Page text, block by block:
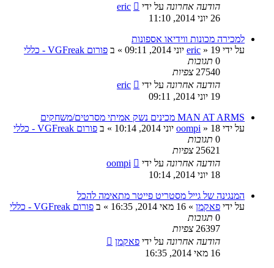
הודעה אחרונה על ידי
eric
26 יוני 2014, 11:10
למכירה מכונות ווידיאו אספונות
על ידי
eric » 19 יוני 2014, 09:11 » ב פורום VGFreak - כללי
0 תגובות
27540 צפיות
הודעה אחרונה על ידי
eric
19 יוני 2014, 09:11
MAN AT ARMS מכינים נשק אמיתי מסרטים/משחקים
על ידי
oompi » 18 יוני 2014, 10:14 » ב פורום VGFreak - כללי
0 תגובות
25621 צפיות
הודעה אחרונה על ידי
oompi
18 יוני 2014, 10:14
המנגינה של גייל מסטריט פייטר מתאימה להכל
על ידי פאקמן » 16 מאי 2014, 16:35 » ב פורום VGFreak - כללי
0 תגובות
26397 צפיות
הודעה אחרונה על ידי פאקמן
16 מאי 2014, 16:35